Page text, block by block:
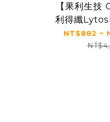
【果利生技
利得纖
相戀葡萄風
NT$882 ~